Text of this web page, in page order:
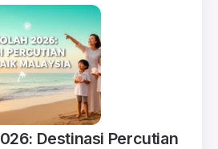
Destinasi Percutian